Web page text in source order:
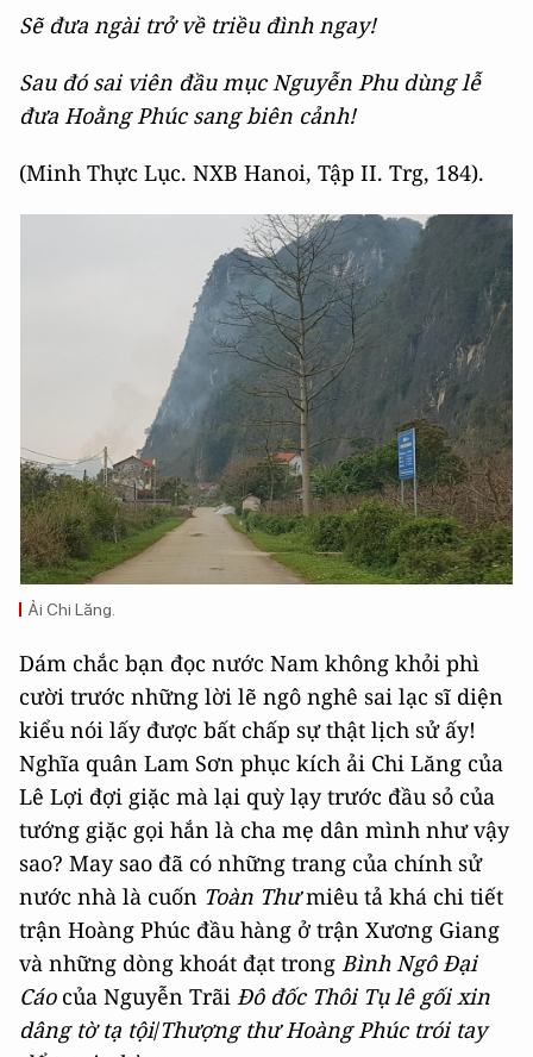
Sẽ đưa ngài trở về triều đình ngay!
Sau đó sai viên đầu mục Nguyễn Phu dùng lễ
đưa Hoằng Phúc sang biên cảnh!
(Minh Thực Lục. NXB Hanoi, Tập II. Trg, 184).
Ải Chi Lăng.
Dám chắc bạn đọc nước Nam không khỏi phì
cười trước những lời lẽ ngô nghê sai lạc sĩ diện
kiểu nói lấy được bất chấp sự thật lịch sử ấy!
Nghĩa quân Lam Sơn phục kích ải Chi Lăng của
Lê Lợi đợi giặc mà lại quỳ lạy trước đầu sỏ của
tướng giặc gọi hắn là cha mẹ dân mình như vậy
sao? May sao đã có những trang của chính sử
nước nhà là cuốn Toàn Thưmiêu tả khá chi tiết
trận Hoàng Phúc đầu hàng ở trận Xương Giang
và những dòng khoát đạt trong Bình Ngô Đại
Cáocủa Nguyễn Trãi Đô đốc Thôi Tụ lê gối xin
dâng tờ tạ tội/Thượng thư Hoàng Phúc trói tay